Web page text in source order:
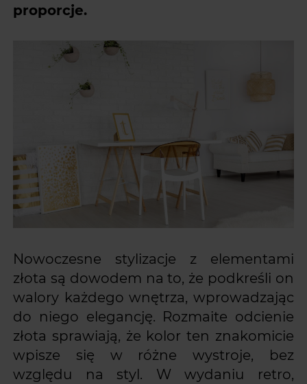
proporcje.
Nowoczesne stylizacje z elementami
złota są dowodem na to, że podkreśli on
walory każdego wnętrza, wprowadzając
do niego elegancję. Rozmaite odcienie
złota sprawiają, że kolor ten znakomicie
wpisze się w różne wystroje, bez
względu na styl. W wydaniu retro,